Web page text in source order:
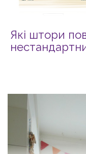
Які штори